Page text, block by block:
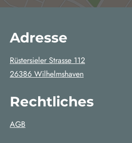
n
Adresse
Rüstersieler Strasse 112
26386 Wilhelmshaven
Rechtliches
AGB